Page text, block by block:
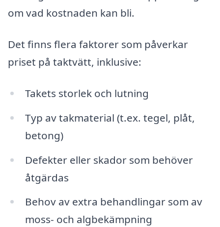
om vad kostnaden kan bli.
Det finns flera faktorer som påverkar
priset på taktvätt, inklusive:
Takets storlek och lutning
Typ av takmaterial (t.ex. tegel, plåt,
betong)
Defekter eller skador som behöver
åtgärdas
Behov av extra behandlingar som av
moss- och algbekämpning